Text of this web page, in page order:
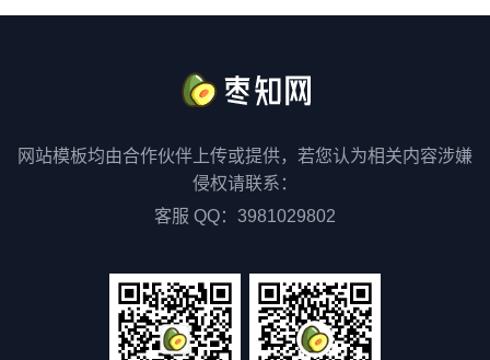
网站模板均由合作伙伴上传或提供，若您认为相关内容涉嫌
侵权请联系：
客服 QQ：3981029802